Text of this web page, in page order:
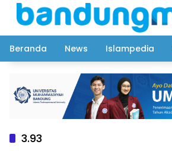
Langsung
Beranda
News Islampedia
3.93